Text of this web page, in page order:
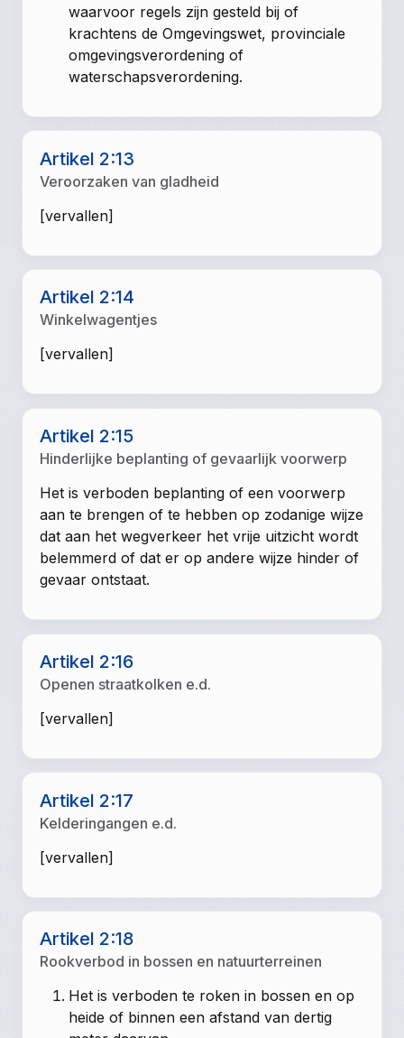
waarvoor regels zijn gesteld bij of
krachtens de Omgevingswet, provinciale
omgevingsverordening of
waterschapsverordening.
Artikel 2:13
Veroorzaken van gladheid
[vervallen]
Artikel 2:14
Winkelwagentjes
[vervallen]
Artikel 2:15
Hinderlijke beplanting of gevaarlijk voorwerp
Het is verboden beplanting of een voorwerp
aan te brengen of te hebben op zodanige wijze
dat aan het wegverkeer het vrije uitzicht wordt
belemmerd of dat er op andere wijze hinder of
gevaar ontstaat.
Artikel 2:16
Openen straatkolken e.d.
[vervallen]
Artikel 2:17
Kelderingangen e.d.
[vervallen]
Artikel 2:18
Rookverbod in bossen en natuurterreinen
Het is verboden te roken in bossen en op
heide of binnen een afstand van dertig